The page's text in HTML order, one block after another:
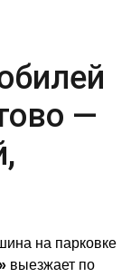
—
на парковке
выезжает по